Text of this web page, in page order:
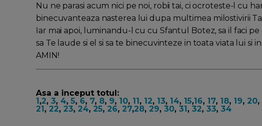
Nu ne parasi acum nici pe noi, robii tai, ci ocroteste-l cu
binecuvanteaza nasterea lui dupa multimea milostivirii
Iar mai apoi, luminandu-l cu cu Sfantul Botez, sa il faci
sa Te laude si el si sa te binecuvinteze in toata viata lui si
AMIN!
Asa a inceput totul:
1,2, 3, 4, 5, 6, 7, 8, 9, 10, 11, 12, 13, 14, 15,16, 17, 18, 19, 20,
21, 22, 23, 24, 25, 26, 27,28, 29, 30, 31, 32, 33, 34